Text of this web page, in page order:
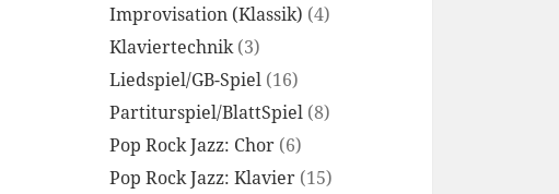
Improvisation (Klassik) (4)
Klaviertechnik(3)
Liedspiel/GB-Spiel (16)
Partiturspiel/BlattSpiel (8)
Pop Rock Jazz: Chor (6)
Pop Rock Jazz: Klavier (15)